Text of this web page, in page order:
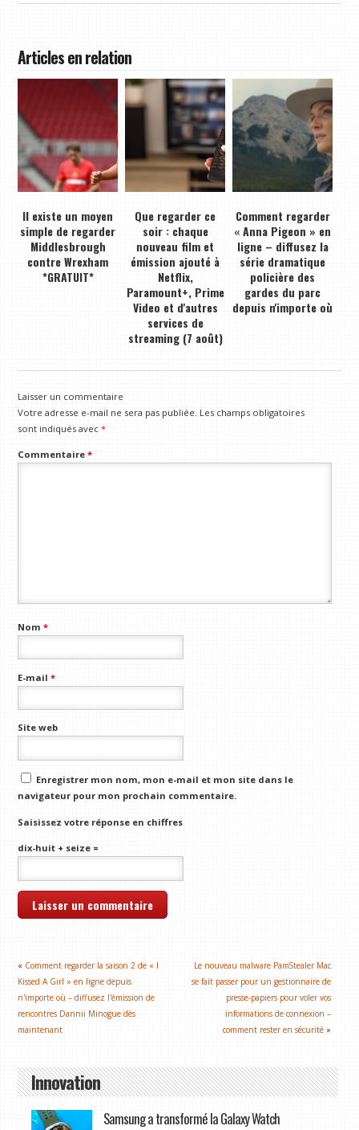
Articles en relation
Il existe un moyen
simple de regarder
Middlesbrough
contre Wrexham
*GRATUIT*
Que regarder ce
soir : chaque
nouveau film et
émission ajouté à
Netflix,
Paramount+, Prime
Video et d'autres
services de
streaming (7 août)
Comment regarder
« Anna Pigeon » en
ligne – diffusez la
série dramatique
policière des
gardes du parc
depuis n'importe où
Laisser un commentaire
Votre adresse e-mail ne sera pas publiée. Les champs obligatoires
sont indiqués avec*
Commentaire*
Nom*
E-mail*
Site web
Enregistrer mon nom, mon e-mail et mon site dans le
navigateur pour mon prochain commentaire.
Saisissez votre réponse en chiffres
dix-huit + seize =
« Comment regarder la saison 2 de « I
Kissed A Girl » en ligne depuis
n'importe où – diffusez l'émission de
rencontres Dannii Minogue dès
maintenant
Le nouveau malware PamStealer Mac
se fait passer pour un gestionnaire de
presse-papiers pour voler vos
informations de connexion –
comment rester en sécurité »
Innovation
Samsung a transformé la Galaxy Watch